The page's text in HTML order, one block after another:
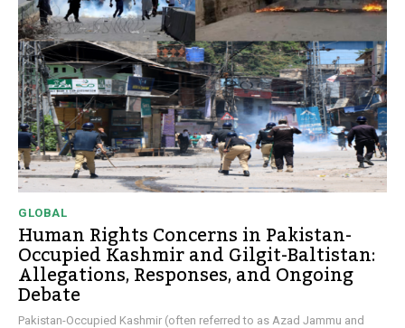
GLOBAL
Human Rights Concerns in Pakistan-
Occupied Kashmir and Gilgit-Baltistan:
Allegations, Responses, and Ongoing
Debate
Pakistan-Occupied Kashmir (often referred to as Azad Jammu and